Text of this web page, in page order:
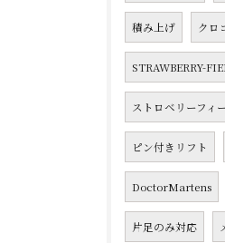
積み上げ クロ
STRAWBERRY-
ストロベリーフィ
ピン付きリフト
DoctorMartens
片足のみ対応